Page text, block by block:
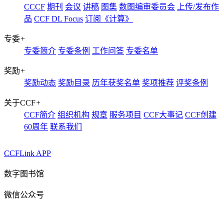
CCCF 期刊 会议 讲稿 图集 数图编审委员会
上传/发布作
品 CCF DL Focus 订阅《计算》
专委+
专委简介 专委条例 工作问答 专委名单
奖励+
奖励动态 奖励目录 历年获奖名单 奖项推荐 评奖条例
关于CCF+
CCF简介 组织机构 规章 服务项目 CCF大事记 CCF创建
60周年 联系我们
CCFLink APP
数字图书馆
微信公众号